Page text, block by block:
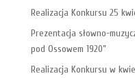
Realizacja Konkursu 25
Prezentacja słowno-
pod Ossowem 1920”
Realizacja Konkursu w